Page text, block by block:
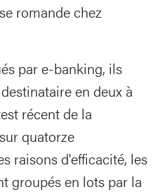
romande chez
par e-banking, ils
en deux à
récent de la
quatorze
raisons d'efficacité, les
groupés en lots par la